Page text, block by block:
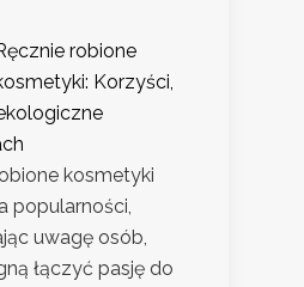
robione
Korzyści,
kosmetyki
popularności,
uwagę osób,
łączyć pasję do